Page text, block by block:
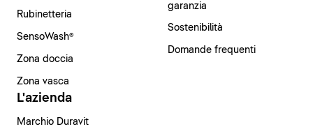
Rubinetteria
SensoWash®
Zona doccia
Zona vasca
garanzia
Sostenibilità
Domande frequenti
L'azienda
Marchio Duravit